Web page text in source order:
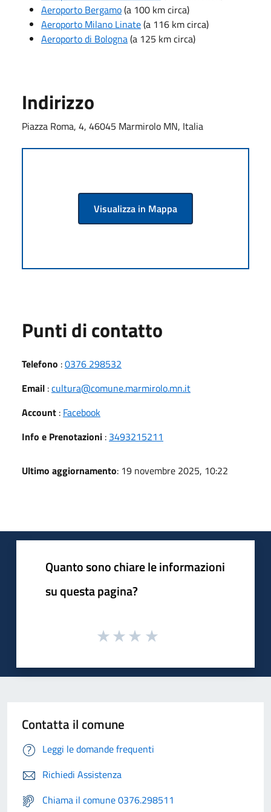
Aeroporto Bergamo(a 100 km circa)
Aeroporto Milano Linate(a 116 km circa)
Aeroporto di Bologna(a 125 km circa)
Indirizzo
Piazza Roma, 4, 46045 Marmirolo MN, Italia
Visualizza in Mappa
Punti di contatto
Telefono :0376 298532
Email :cultura@comune.marmirolo.mn.it
Account : Facebook
Info e Prenotazioni : 3493215211
Ultimo aggiornamento: 19 novembre 2025, 10:22
Quanto sono chiare le informazioni
su questa pagina?
Contatta il comune
Leggi le domande frequenti
Richiedi Assistenza
Chiama il comune 0376.298511